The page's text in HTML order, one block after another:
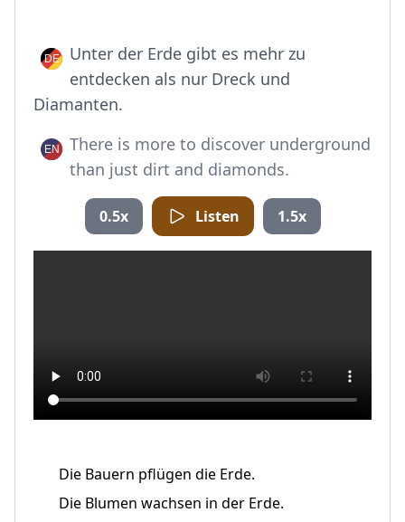
Unter der Erde gibt es mehr zu
entdecken als nur Dreck und
Diamanten.
There is more to discover underground
than just dirt and diamonds.
0.5x Listen 1.5x
Die Bauern pflügen die Erde.
Die Blumen wachsen in der Erde.